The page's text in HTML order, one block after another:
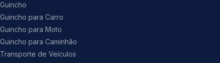
Guincho
Guincho para Carro
Guincho para Moto
Guincho para Caminhão
Transporte de Veículos